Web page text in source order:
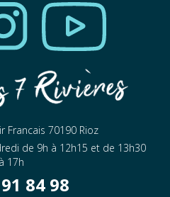
Francais 70190 Rioz
de 9h à 12h15 et de 13h30
à 17h
84 98